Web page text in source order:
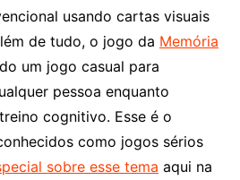
usando cartas visuais
de tudo, o jogo da Memória
um jogo casual para
pessoa enquanto
cognitivo. Esse é o
como jogos sérios
sobre esse tema aqui na